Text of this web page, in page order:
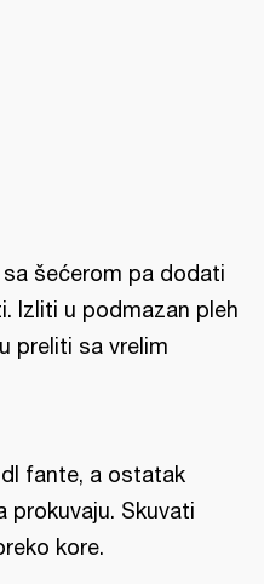
šećerom pa dodati
Izliti u podmazan pleh
preliti sa vrelim
fante, a ostatak
prokuvaju. Skuvati
kore.